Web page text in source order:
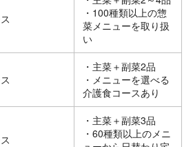
・100種類以上の惣
菜メニューを取り扱
い
・主菜＋副菜2品
・メニューを選べる
介護食コースあり
・主菜＋副菜3品
・60種類以上のメニ